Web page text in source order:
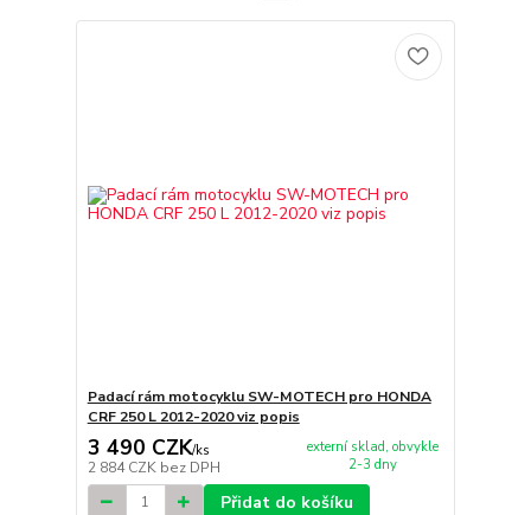
Padací rám motocyklu SW-MOTECH pro HONDA
CRF 250 L 2012-2020 viz popis
3 490 CZK/ks
2 884 CZK bez DPH
externí sklad, obvykle
2-3 dny
Přidat do košíku